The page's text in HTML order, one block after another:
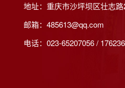
地址：重庆市沙坪坝区壮志
邮箱：485613@qq.com
电话：023-65207056 /